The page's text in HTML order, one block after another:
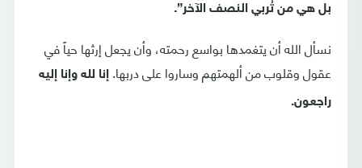
بل هي من تُربي النصف الآخر”.
نسأل الله أن يتغمدها بواسع رحمته، وأن يجعل إرثها حياً في
عقول وقلوب من ألهمتهم وساروا على دربها. إنا لله وإنا إليه
راجعون.